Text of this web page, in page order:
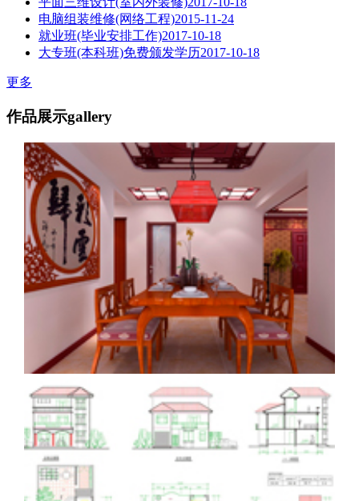
电脑组装维修(网络工程)2015-11-24
就业班(毕业安排工作)2017-10-18
大专班(本科班)免费颁发学历2017-10-18
更多
作品展示gallery